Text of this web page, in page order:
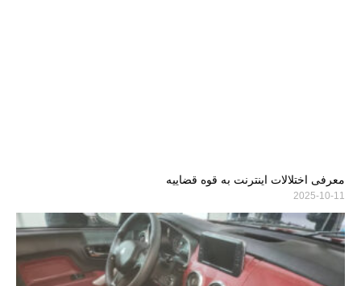
معرفی اختلالات اینترنت به قوه قضاییه
2025-10-11